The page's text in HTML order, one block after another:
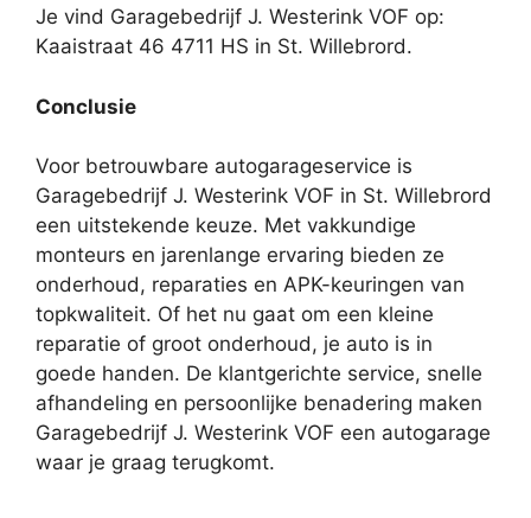
Je vind Garagebedrijf J. Westerink VOF op:
Kaaistraat 46 4711 HS in St. Willebrord.
Conclusie
Voor betrouwbare autogarageservice is
Garagebedrijf J. Westerink VOF in St. Willebrord
een uitstekende keuze. Met vakkundige
monteurs en jarenlange ervaring bieden ze
onderhoud, reparaties en APK-keuringen van
topkwaliteit. Of het nu gaat om een kleine
reparatie of groot onderhoud, je auto is in
goede handen. De klantgerichte service, snelle
afhandeling en persoonlijke benadering maken
Garagebedrijf J. Westerink VOF een autogarage
waar je graag terugkomt.